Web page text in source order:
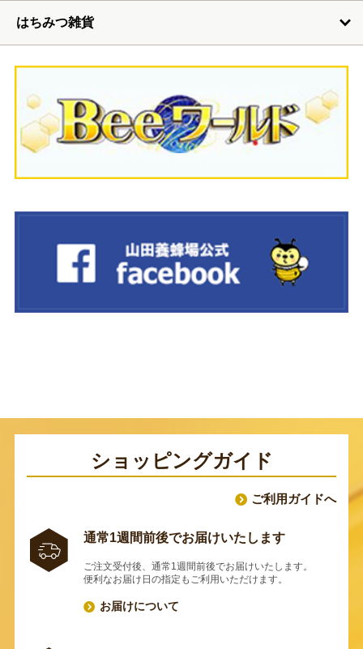
はちみつ雑貨
ショッピングガイド
ご利用ガイドへ
通常1週間前後でお届けいたします
ご注文受付後、通常1週間前後でお届けいたします。
便利なお届け日の指定もご利用いただけます。
お届けについて